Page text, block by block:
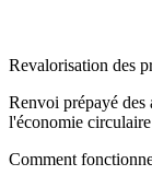
Revalorisation des
Renvoi prépayé
l'économie circulaire
Comment